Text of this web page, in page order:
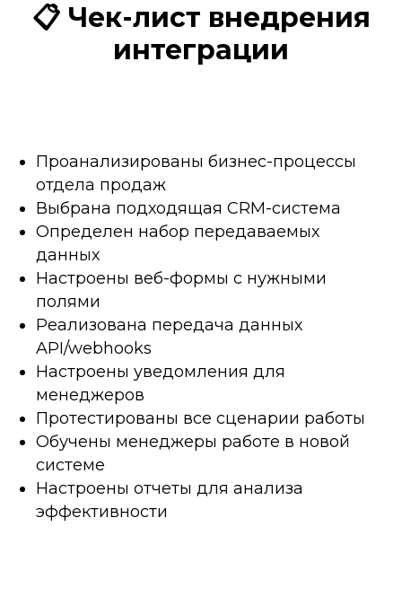
📋 Чек-лист внедрения
интеграции
Проанализированы бизнес-процессы
отдела продаж
Выбрана подходящая CRM-система
Определен набор передаваемых
данных
Настроены веб-формы с нужными
полями
Реализована передача данных
API/webhooks
Настроены уведомления для
менеджеров
Протестированы все сценарии работы
Обучены менеджеры работе в новой
системе
Настроены отчеты для анализа
эффективности